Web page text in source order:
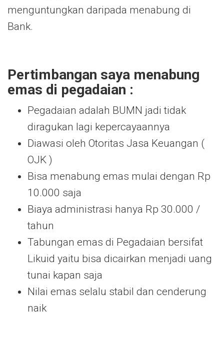
menguntungkan daripada menabung di
Bank.
Pertimbangan saya menabung
emas di pegadaian :
Pegadaian adalah BUMN jadi tidak
diragukan lagi kepercayaannya
Diawasi oleh Otoritas Jasa Keuangan (
OJK )
Bisa menabung emas mulai dengan Rp
10.000 saja
Biaya administrasi hanya Rp 30.000 /
tahun
Tabungan emas di Pegadaian bersifat
Likuid yaitu bisa dicairkan menjadi uang
tunai kapan saja
Nilai emas selalu stabil dan cenderung
naik